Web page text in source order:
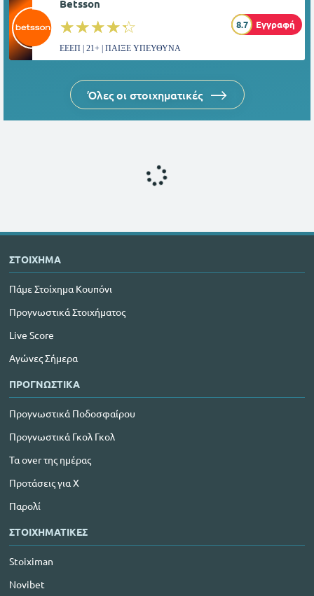
Betsson
☆☆☆☆☆
★★★★★ 8.7 Εγγραφή
ΕΕΕΠ | 21+ | ΠΑΙΞΕ ΥΠΕΥΘΥΝΑ
Όλες οι στοιχηματικές
ΣΤΟΙΧΗΜΑ
Πάμε Στοίχημα Κουπόνι
Προγνωστικά Στοιχήματος
Live Score
Αγώνες Σήμερα
ΠΡΟΓΝΩΣΤΙΚΑ
Προγνωστικά Ποδοσφαίρου
Προγνωστικά Γκολ Γκολ
Τα over της ημέρας
Προτάσεις για Χ
Παρολί
ΣΤΟΙΧΗΜΑΤΙΚΕΣ
Stoiximan
Novibet